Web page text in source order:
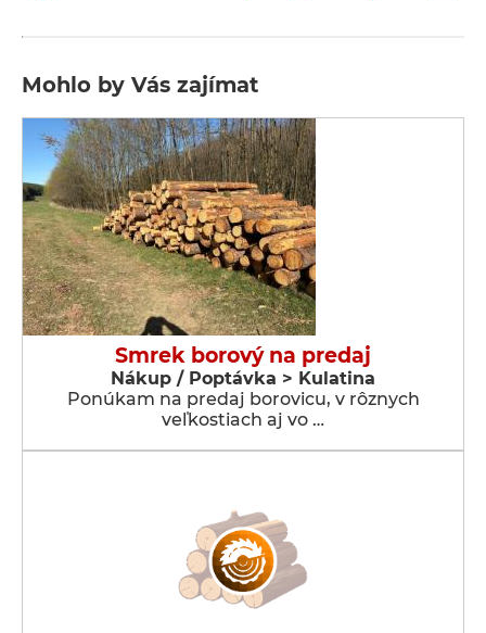
Mohlo by Vás zajímat
Smrek borový na predaj
Nákup / Poptávka > Kulatina
Ponúkam na predaj borovicu, v rôznych
veľkostiach aj vo …